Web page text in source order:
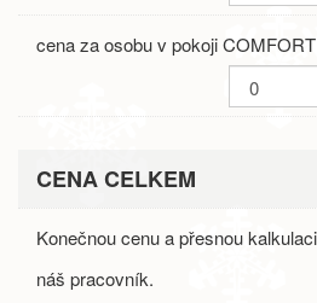
cena za osobu v pokoji
CENA CELKEM
Konečnou cenu a přesnou
náš pracovník.